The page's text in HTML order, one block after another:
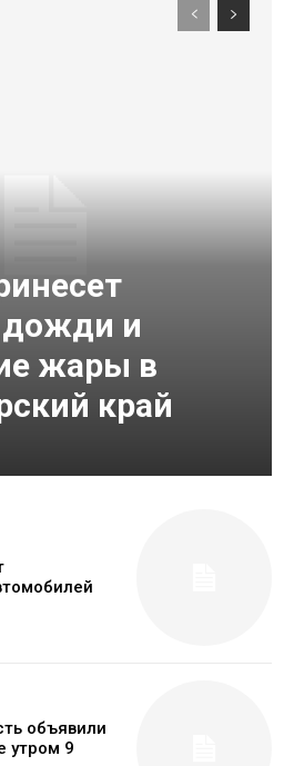
дожди и
жары в
край
объявили
утром 9